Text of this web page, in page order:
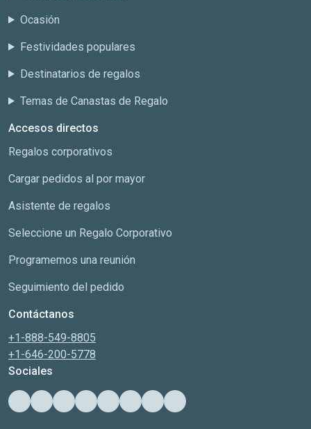
Ocasión
Festividades populares
Destinatarios de regalos
Temas de Canastas de Regalo
Accesos directos
Regalos corporativos
Cargar pedidos al por mayor
Asistente de regalos
Seleccione un Regalo Corporativo
Programemos una reunión
Seguimiento del pedido
Contáctanos
+1-888-549-8805
+1-646-200-5778
Sociales